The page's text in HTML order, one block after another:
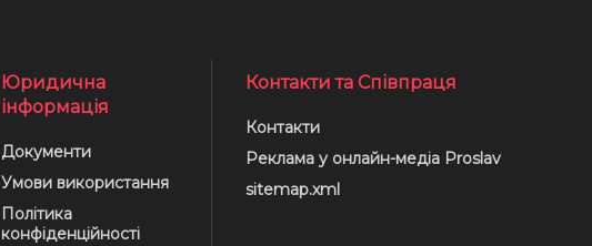
Юридична
інформація
Документи
Умови використання
Політика
конфіденційності
Контакти та Співпраця
Контакти
Реклама у онлайн-медіа Proslav
sitemap.xml